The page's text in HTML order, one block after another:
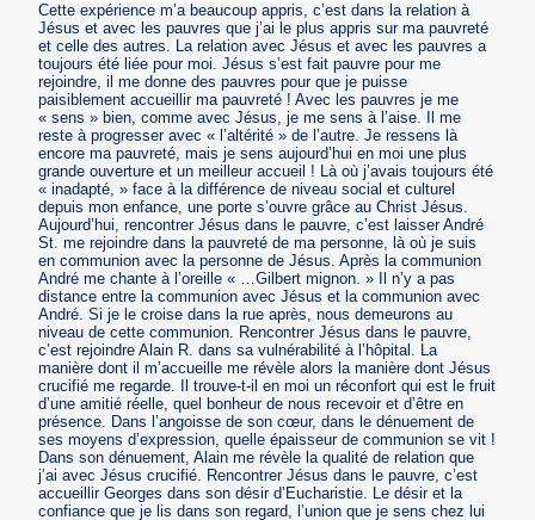
Cette expérience m’a beaucoup appris, c’est dans la relation à
Jésus et avec les pauvres que j’ai le plus appris sur ma pauvreté
et celle des autres. La relation avec Jésus et avec les pauvres a
toujours été liée pour moi. Jésus s’est fait pauvre pour me
rejoindre, il me donne des pauvres pour que je puisse
paisiblement accueillir ma pauvreté ! Avec les pauvres je me
« sens » bien, comme avec Jésus, je me sens à l’aise. Il me
reste à progresser avec « l’altérité » de l’autre. Je ressens là
encore ma pauvreté, mais je sens aujourd’hui en moi une plus
grande ouverture et un meilleur accueil ! Là où j’avais toujours été
« inadapté, » face à la différence de niveau social et culturel
depuis mon enfance, une porte s’ouvre grâce au Christ Jésus.
Aujourd’hui, rencontrer Jésus dans le pauvre, c’est laisser André
St. me rejoindre dans la pauvreté de ma personne, là où je suis
en communion avec la personne de Jésus. Après la communion
André me chante à l’oreille « …Gilbert mignon. » Il n’y a pas
distance entre la communion avec Jésus et la communion avec
André. Si je le croise dans la rue après, nous demeurons au
niveau de cette communion. Rencontrer Jésus dans le pauvre,
c’est rejoindre Alain R. dans sa vulnérabilité à l’hôpital. La
manière dont il m’accueille me révèle alors la manière dont Jésus
crucifié me regarde. Il trouve-t-il en moi un réconfort qui est le fruit
d’une amitié réelle, quel bonheur de nous recevoir et d’être en
présence. Dans l’angoisse de son cœur, dans le dénuement de
ses moyens d’expression, quelle épaisseur de communion se vit !
Dans son dénuement, Alain me révèle la qualité de relation que
j’ai avec Jésus crucifié. Rencontrer Jésus dans le pauvre, c’est
accueillir Georges dans son désir d’Eucharistie. Le désir et la
confiance que je lis dans son regard, l’union que je sens chez lui